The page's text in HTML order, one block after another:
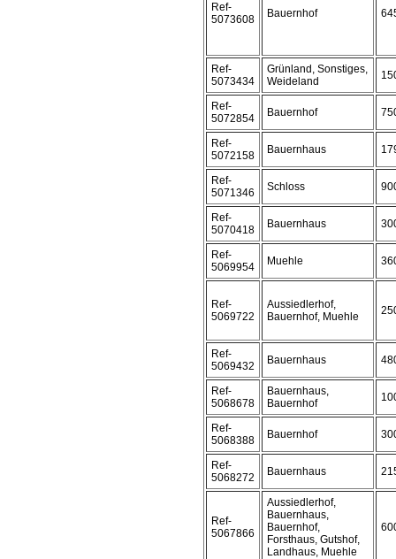
Ref-
5073608
Bauernhof
Ref-
5073434
Grünland, Sonstiges,
Weideland
Ref-
5072854
Bauernhof
Ref-
5072158
Bauernhaus
Ref-
5071346
Schloss
Ref-
5070418
Bauernhaus
Ref-
5069954
Muehle
Ref-
5069722
Aussiedlerhof,
Bauernhof, Muehle
Ref-
5069432
Bauernhaus
Ref-
5068678
Bauernhaus,
Bauernhof
Ref-
5068388
Bauernhof
Ref-
5068272
Bauernhaus
Ref-
5067866
Aussiedlerhof,
Bauernhaus,
Bauernhof,
Forsthaus, Gutshof,
Landhaus, Muehle